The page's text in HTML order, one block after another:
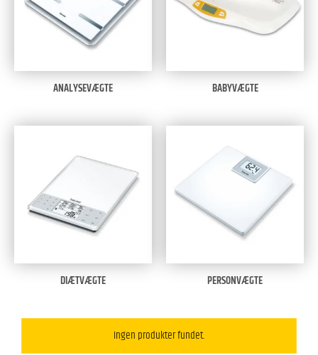
ANALYSEVÆGTE BABYVÆGTE
DIÆTVÆGTE PERSONVÆGTE
Ingen produkter fundet.